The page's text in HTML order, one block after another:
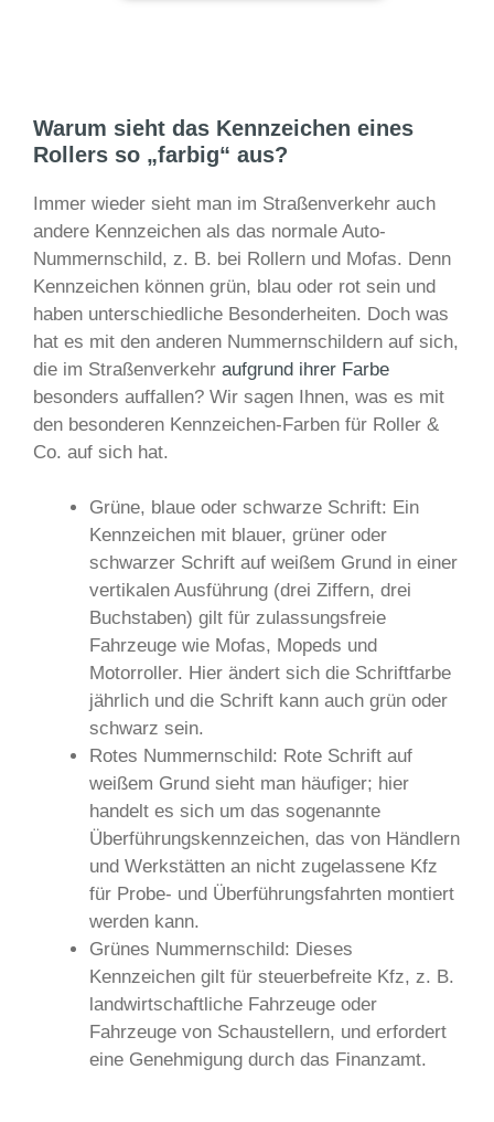
Warum sieht das Kennzeichen eines
Rollers so „farbig“ aus?
Immer wieder sieht man im Straßenverkehr auch
andere Kennzeichen als das normale Auto-
Nummernschild, z. B. bei Rollern und Mofas. Denn
Kennzeichen können grün, blau oder rot sein und
haben unterschiedliche Besonderheiten. Doch was
hat es mit den anderen Nummernschildern auf sich,
die im Straßenverkehr aufgrund ihrer Farbe
besonders auffallen? Wir sagen Ihnen, was es mit
den besonderen Kennzeichen-Farben für Roller &
Co. auf sich hat.
Grüne, blaue oder schwarze Schrift: Ein
Kennzeichen mit blauer, grüner oder
schwarzer Schrift auf weißem Grund in einer
vertikalen Ausführung (drei Ziffern, drei
Buchstaben) gilt für zulassungsfreie
Fahrzeuge wie Mofas, Mopeds und
Motorroller. Hier ändert sich die Schriftfarbe
jährlich und die Schrift kann auch grün oder
schwarz sein.
Rotes Nummernschild: Rote Schrift auf
weißem Grund sieht man häufiger; hier
handelt es sich um das sogenannte
Überführungskennzeichen, das von Händlern
und Werkstätten an nicht zugelassene Kfz
für Probe- und Überführungsfahrten montiert
werden kann.
Grünes Nummernschild: Dieses
Kennzeichen gilt für steuerbefreite Kfz, z. B.
landwirtschaftliche Fahrzeuge oder
Fahrzeuge von Schaustellern, und erfordert
eine Genehmigung durch das Finanzamt.